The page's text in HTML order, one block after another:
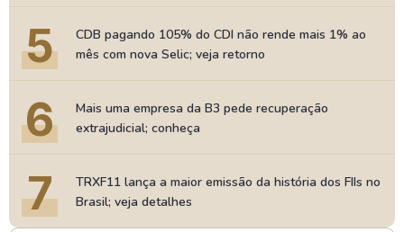
5
CDB pagando 105% do CDI não rende mais 1% ao
mês com nova Selic; veja retorno
6
Mais uma empresa da B3 pede recuperação
extrajudicial; conheça
7
TRXF11 lança a maior emissão da história dos FIIs no
Brasil; veja detalhes